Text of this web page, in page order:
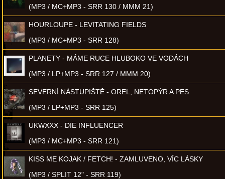
(MP3 / MC+MP3 - SRR 130 / MMM 21)
HOURLOUPE - LEVITATING FIELDS
(MP3 / MC+MP3 - SRR 128)
PLANETY - MÁME RUCE HLUBOKO VE VODÁCH
(MP3 / LP+MP3 - SRR 127 / MMM 20)
SEVERNÍ NÁSTUPIŠTĚ - OREL, NETOPÝR A PES
(MP3 / LP+MP3 - SRR 125)
UKWXXX - DIE INFLUENCER
(MP3 / MC+MP3 - SRR 121)
KISS ME KOJAK / FETCH! - ZAMLUVENO, VÍC LÁSKY
(MP3 / SPLIT 12" - SRR 119)